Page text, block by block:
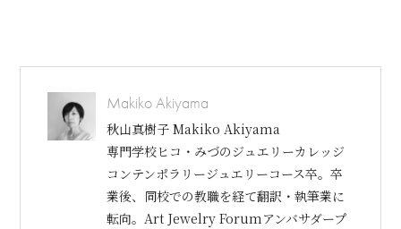
Makiko Akiyama
秋山真樹子 Makiko Akiyama
専門学校ヒコ・みづのジュエリーカレッジ
コンテンポラリージュエリーコース卒。卒
業後、同校での教職を経て翻訳・執筆業に
転向。Art Jewelry Forumアンバサダープ